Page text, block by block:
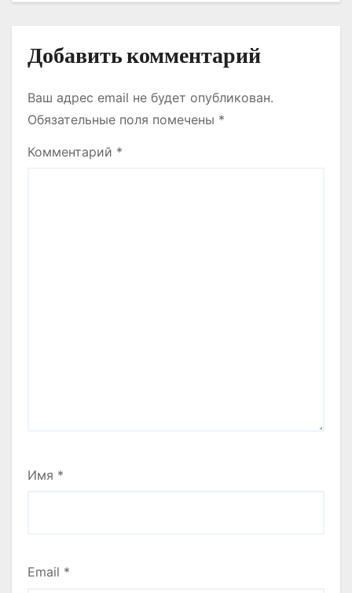
м
Добавить комментарий
Ваш адрес email не будет опубликован.
Обязательные поля помечены *
Комментарий *
Имя *
Email *